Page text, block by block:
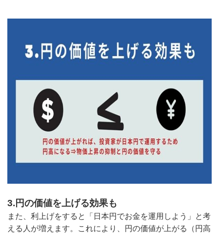
3.円の価値を上げる効果も
また、利上げをすると「日本円でお金を運用しよう」と考
える人が増えます。これにより、円の価値が上がる（円高